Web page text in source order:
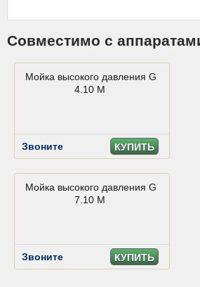
Совместимо с
Мойка высокого давления G
4.10 M
Звоните КУПИТЬ
Мойка высокого давления G
7.10 M
Звоните КУПИТЬ